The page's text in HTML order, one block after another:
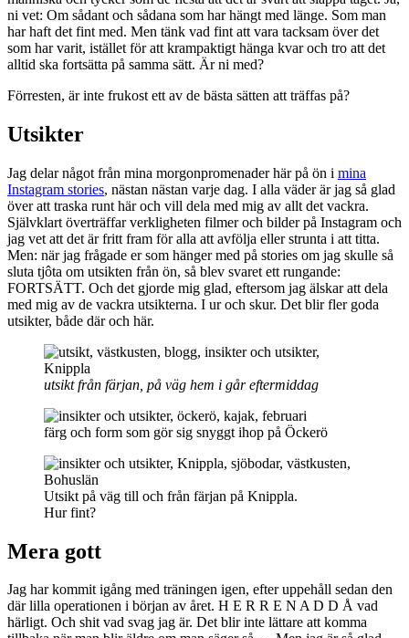
ni vet: Om sådant och sådana som har hängt med länge. Som man
har haft det fint med. Men tänk vad fint att vara tacksam över det
som har varit, istället för att krampaktigt hänga kvar och tro att det
alltid ska fortsätta på samma sätt. Är ni med?
Förresten, är inte frukost ett av de bästa sätten att träffas på?
Utsikter
Jag delar något från mina morgonpromenader här på ön i mina
Instagram stories, nästan nästan varje dag. I alla väder är jag så glad
över att traska runt här och vill dela med mig av allt det vackra.
Självklart överträffar verkligheten filmer och bilder på Instagram och
jag vet att det är fritt fram för alla att avfölja eller strunta i att titta.
Men: när jag frågade er som hänger med på stories om jag skulle så
sluta tjôta om utsikten från ön, så blev svaret ett rungande:
FORTSÄTT. Och det gjorde mig glad, eftersom jag älskar att dela
med mig av de vackra utsikterna. I ur och skur. Det blir fler goda
utsikter, både där och här.
utsikt från färjan, på väg hem i går eftermiddag
färg och form som gör sig snyggt ihop på Öckerö
Utsikt på väg till och från färjan på Knippla.
Hur fint?
Mera gott
Jag har kommit igång med träningen igen, efter uppehåll sedan den
där lilla operationen i början av året. H E R R E N A D D Å vad
härligt. Och shit vad svag jag är. Det blir inte lättare att komma